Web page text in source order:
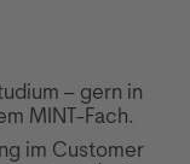
– gern in
MINT-Fach.
im Customer